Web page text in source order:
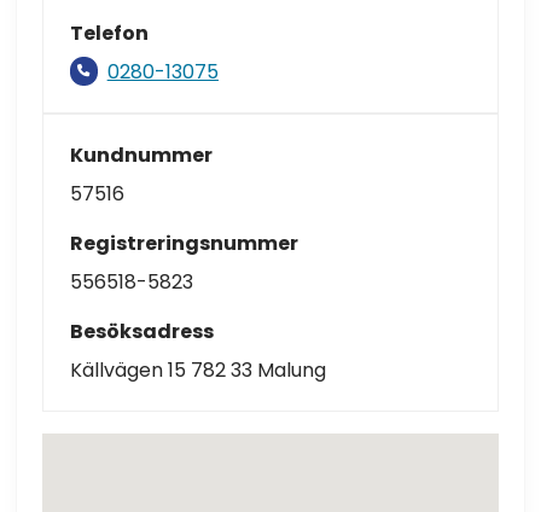
Telefon
0280-13075
Kundnummer
57516
Registreringsnummer
556518-5823
Besöksadress
Källvägen 15 782 33 Malung